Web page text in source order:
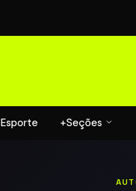
Esporte +Seções